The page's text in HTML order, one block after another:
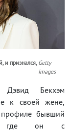
и признался, Getty
Images
Дэвид Бекхэм
к своей жене,
профиле бывший
где он с